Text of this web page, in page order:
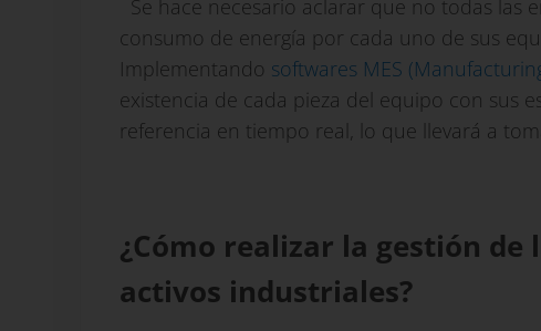
Se hace necesario aclarar que no todas las
consumo de energía por cada uno de sus
Implementando softwares MES
existencia de cada pieza del equipo con sus
referencia en tiempo real, lo que llevará a
¿Cómo realizar la gestión
activos industriales?